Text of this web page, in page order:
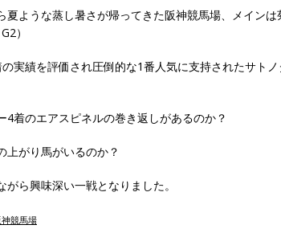
夏ような蒸し暑さが帰ってきた阪神競馬場、メイン
）
実績を評価され圧倒的な1番人気に支持されたサト
4着のエアスピネルの巻き返しがあるのか？
上がり馬がいるのか？
がら興味深い一戦となりました。
競馬場